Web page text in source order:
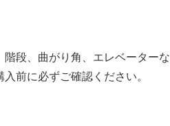
段、曲がり角、エレベーターな
前に必ずご確認ください。